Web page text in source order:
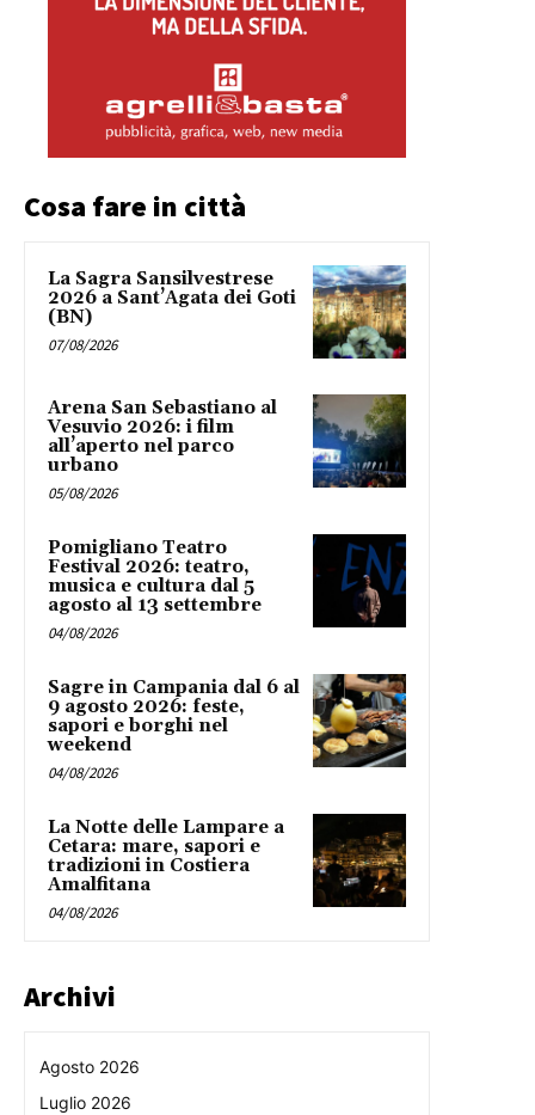
Cosa fare in città
La Sagra Sansilvestrese
2026 a Sant’Agata dei Goti
(BN)
07/08/2026
Arena San Sebastiano al
Vesuvio 2026: i film
all’aperto nel parco
urbano
05/08/2026
Pomigliano Teatro
Festival 2026: teatro,
musica e cultura dal 5
agosto al 13 settembre
04/08/2026
Sagre in Campania dal 6 al
9 agosto 2026: feste,
sapori e borghi nel
weekend
04/08/2026
La Notte delle Lampare a
Cetara: mare, sapori e
tradizioni in Costiera
Amalfitana
04/08/2026
Archivi
Agosto 2026
Luglio 2026